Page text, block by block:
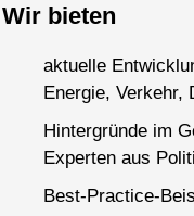
Wir bieten
aktuelle
Energie, Verkehr,
Hintergründe im
Experten aus
Best-Practice-